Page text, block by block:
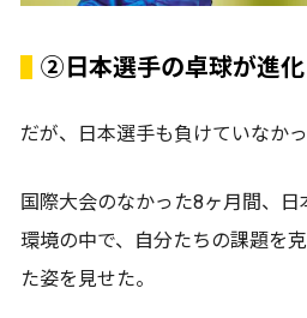
②日本選手の卓球が進化
だが、日本選手も負けていなかっ
国際大会のなかった8ヶ月間、
環境の中で、自分たちの課題を
た姿を見せた。